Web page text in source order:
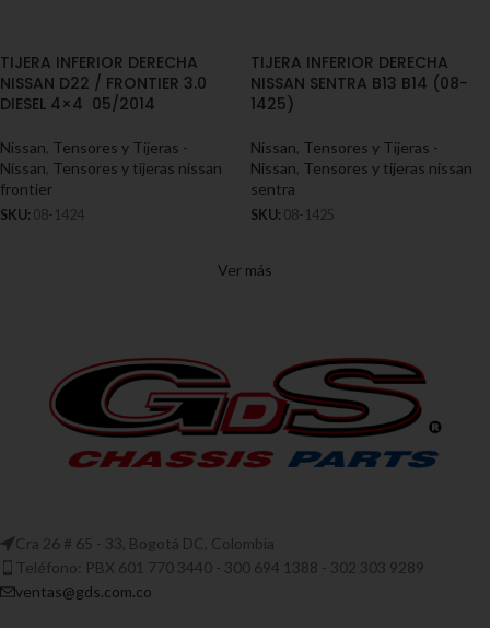
TIJERA INFERIOR DERECHA
NISSAN D22 / FRONTIER 3.0
DIESEL 4×4 05/2014
Nissan, Tensores y Tijeras -
Nissan, Tensores y tijeras nissan
frontier
SKU: 08-1424
TIJERA INFERIOR DERECHA
NISSAN SENTRA B13 B14 (08-
1425)
Nissan, Tensores y Tijeras -
Nissan, Tensores y tijeras nissan
sentra
SKU: 08-1425
Ver más
Cra 26 # 65 - 33, Bogotá DC, Colombia
Teléfono: PBX 601 770 3440 - 300 694 1388 - 302 303 9289
ventas@gds.com.co